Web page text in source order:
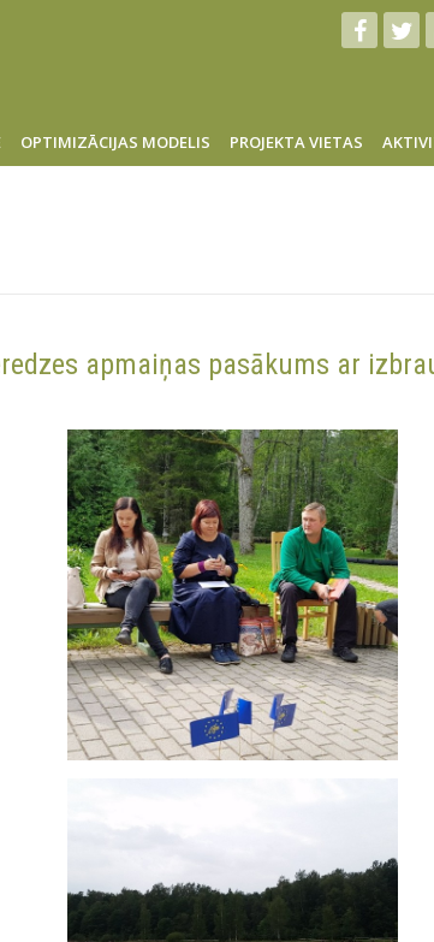
OPTIMIZĀCIJAS MODELIS PROJEKTA VIETAS
apmaiņas pasākums ar